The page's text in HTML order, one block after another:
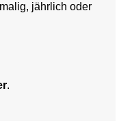
jährlich oder
.